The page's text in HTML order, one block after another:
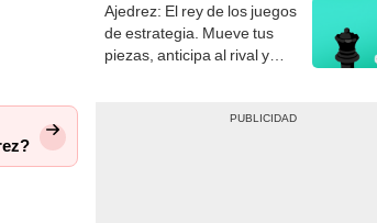
Ajedrez: El rey de los juegos
de estrategia. Mueve tus
piezas, anticipa al rival y